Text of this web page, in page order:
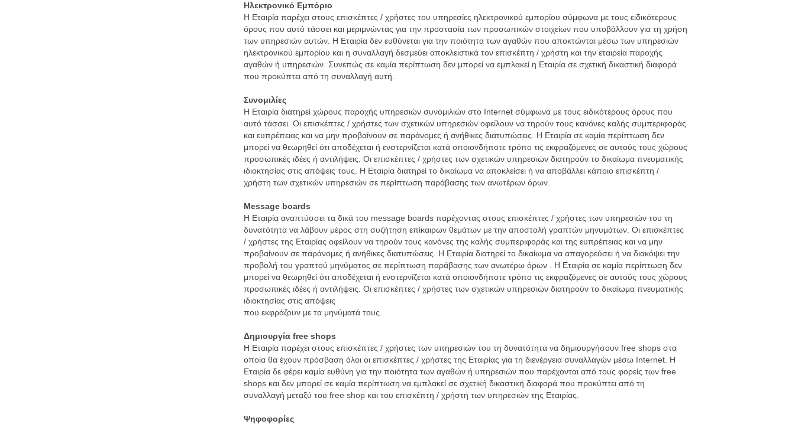
Ηλεκτρονικό Εμπόριο
Η Εταιρία παρέχει στους επισκέπτες / χρήστες του υπηρεσίες ηλεκτρονικού εμπορίου σύμφωνα με τους ειδικότερους
όρους που αυτό τάσσει και μεριμνώντας για την προστασία των προσωπικών στοιχείων που υποβάλλουν για τη χρήση
των υπηρεσιών αυτών. Η Εταιρία δεν ευθύνεται για την ποιότητα των αγαθών που αποκτώνται μέσω των υπηρεσιών
ηλεκτρονικού εμπορίου και η συναλλαγή δεσμεύει αποκλειστικά τον επισκέπτη / χρήστη και την εταιρεία παροχής
αγαθών ή υπηρεσιών. Συνεπώς σε καμία περίπτωση δεν μπορεί να εμπλακεί η Εταιρία σε σχετική δικαστική διαφορά
που προκύπτει από τη συναλλαγή αυτή.
Συνομιλίες
Η Εταιρία διατηρεί χώρους παροχής υπηρεσιών συνομιλιών στο Internet σύμφωνα με τους ειδικότερους όρους που
αυτό τάσσει. Οι επισκέπτες / χρήστες των σχετικών υπηρεσιών οφείλουν να τηρούν τους κανόνες καλής συμπεριφοράς
και ευπρέπειας και να μην προβαίνουν σε παράνομες ή ανήθικες διατυπώσεις. Η Εταιρία σε καμία περίπτωση δεν
μπορεί να θεωρηθεί ότι αποδέχεται ή ενστερνίζεται κατά οποιονδήποτε τρόπο τις εκφραζόμενες σε αυτούς τους χώρους
προσωπικές ιδέες ή αντιλήψεις. Οι επισκέπτες / χρήστες των σχετικών υπηρεσιών διατηρούν το δικαίωμα πνευματικής
ιδιοκτησίας στις απόψεις τους. Η Εταιρία διατηρεί το δικαίωμα να αποκλείσει ή να αποβάλλει κάποιο επισκέπτη /
χρήστη των σχετικών υπηρεσιών σε περίπτωση παράβασης των ανωτέρων όρων.
Message boards
Η Εταιρία αναπτύσσει τα δικά του message boards παρέχοντας στους επισκέπτες / χρήστες των υπηρεσιών του τη
δυνατότητα να λάβουν μέρος στη συζήτηση επίκαιρων θεμάτων με την αποστολή γραπτών μηνυμάτων. Οι επισκέπτες
/ χρήστες της Εταιρίας οφείλουν να τηρούν τους κανόνες της καλής συμπεριφοράς και της ευπρέπειας και να μην
προβαίνουν σε παράνομες ή ανήθικες διατυπώσεις. Η Εταιρία διατηρεί το δικαίωμα να απαγορεύσει ή να διακόψει την
προβολή του γραπτού μηνύματος σε περίπτωση παράβασης των ανωτέρω όρων . Η Εταιρία σε καμία περίπτωση δεν
μπορεί να θεωρηθεί ότι αποδέχεται ή ενστερνίζεται κατά οποιονδήποτε τρόπο τις εκφραζόμενες σε αυτούς τους χώρους
προσωπικές ιδέες ή αντιλήψεις. Οι επισκέπτες / χρήστες των σχετικών υπηρεσιών διατηρούν το δικαίωμα πνευματικής
ιδιοκτησίας στις απόψεις
που εκφράζουν με τα μηνύματά τους.
Δημιουργία free shops
Η Εταιρία παρέχει στους επισκέπτες / χρήστες των υπηρεσιών του τη δυνατότητα να δημιουργήσουν free shops στα
οποία θα έχουν πρόσβαση όλοι οι επισκέπτες / χρήστες της Εταιρίας για τη διενέργεια συναλλαγών μέσω Internet. Η
Εταιρία δε φέρει καμία ευθύνη για την ποιότητα των αγαθών ή υπηρεσιών που παρέχονται από τους φορείς των free
shops και δεν μπορεί σε καμία περίπτωση να εμπλακεί σε σχετική δικαστική διαφορά που προκύπτει από τη
συναλλαγή μεταξύ του free shop και του επισκέπτη / χρήστη των υπηρεσιών της Εταιρίας.
Ψηφοφορίες